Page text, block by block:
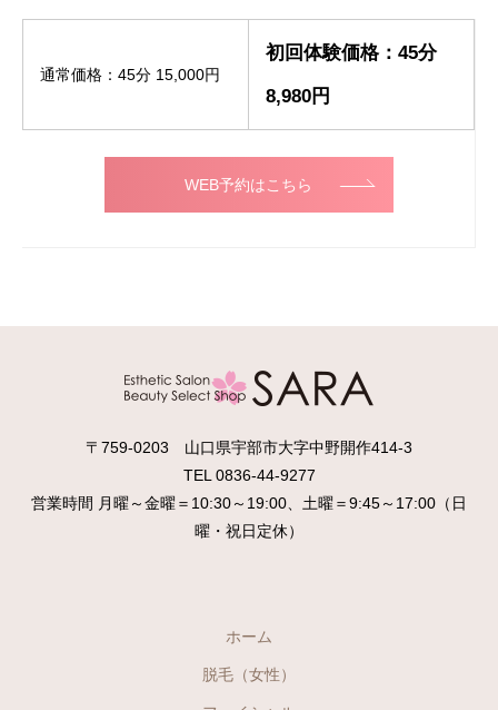
通常価格：45分 15,000円
初回体験価格：45分
8,980円
WEB予約はこちら
〒759-0203 山口県宇部市大字中野開作414-3
TEL 0836-44-9277
営業時間 月曜～金曜＝10:30～19:00、土曜＝9:45～17:00（日
曜・祝日定休）
ホーム
脱毛（女性）